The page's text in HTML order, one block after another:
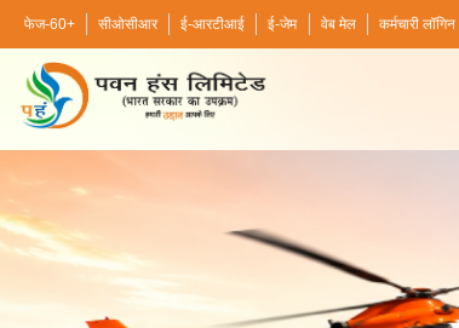
फेज-60+ सीओसीआर ई-आरटीआई ई-जेम वेब मेल कर्मचारी लॉगिन